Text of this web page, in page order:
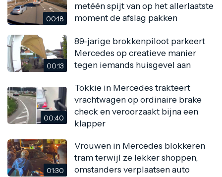
00:18
metéén spijt van op het allerlaatste
moment de afslag pakken
00:13
89-jarige brokkenpiloot parkeert
Mercedes op creatieve manier
tegen iemands huisgevel aan
00:40
Tokkie in Mercedes trakteert
vrachtwagen op ordinaire brake
check en veroorzaakt bijna een
klapper
01:30
Vrouwen in Mercedes blokkeren
tram terwijl ze lekker shoppen,
omstanders verplaatsen auto